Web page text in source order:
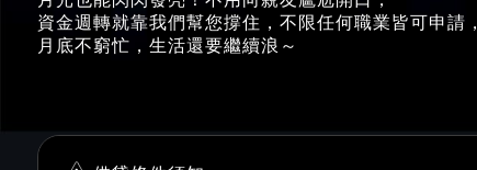
資金週轉就靠我們幫您撐住，不限任何職業皆可申請，
月底不窮忙，生活還要繼續浪～